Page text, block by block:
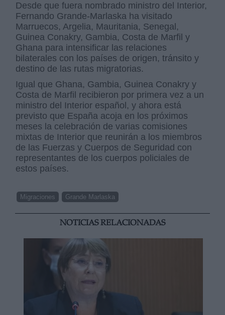
Desde que fuera nombrado ministro del Interior,
Fernando Grande-Marlaska ha visitado
Marruecos, Argelia, Mauritania, Senegal,
Guinea Conakry, Gambia, Costa de Marfil y
Ghana para intensificar las relaciones
bilaterales con los países de origen, tránsito y
destino de las rutas migratorias.
Igual que Ghana, Gambia, Guinea Conakry y
Costa de Marfil recibieron por primera vez a un
ministro del Interior español, y ahora está
previsto que España acoja en los próximos
meses la celebración de varias comisiones
mixtas de Interior que reunirán a los miembros
de las Fuerzas y Cuerpos de Seguridad con
representantes de los cuerpos policiales de
estos países.
Migraciones Grande Marlaska
NOTICIAS RELACIONADAS